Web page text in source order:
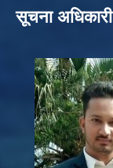
सूचना अधिकारी